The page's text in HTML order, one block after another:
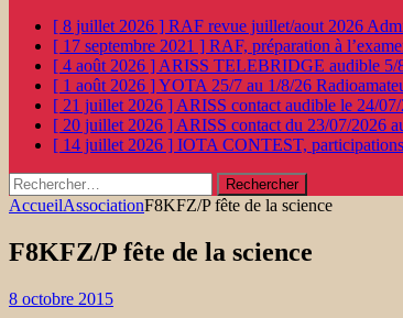
[ 8 juillet 2026 ] RAF revue juillet/aout 2026
[ 17 septembre 2021 ] RAF, préparation à
[ 4 août 2026 ] ARISS TELEBRIDGE audible 5/
[ 1 août 2026 ]YOTA 25/7 au 1/8/26
[ 21 juillet 2026 ] ARISS contact audible le 24/
[ 20 juillet 2026 ] ARISS contact du 23/07/2026
[ 14 juillet 2026 ] IOTA CONTEST,
Rechercher :
AccueilAssociationF8KFZ/P fête de la science
F8KFZ/P fête de la science
8 octobre 2015